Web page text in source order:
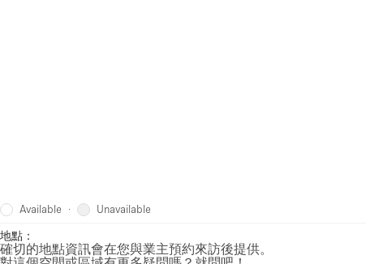
Available · Unavailable
地點：
確切的地點資訊會在您與業主預約來訪後提供。